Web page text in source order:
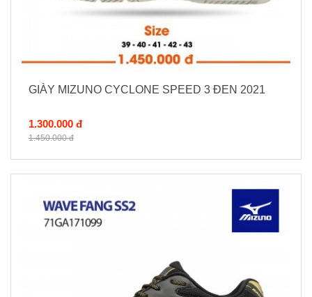
GIÀY MIZUNO CYCLONE SPEED 3 ĐEN 2021
1.300.000 đ
1.450.000 đ